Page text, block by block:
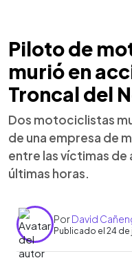
Piloto de
murió en
Troncal del
Dos motociclistas
de una empresa de
entre las víctimas
últimas horas.
PorDavid
Publicado el 24 de